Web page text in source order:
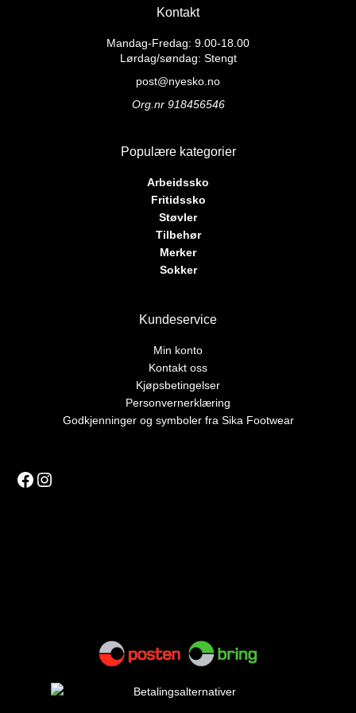
varianter.
kan
velges
på
Kontakt
Mandag-Fredag: 9.00-18.00
Lørdag/søndag: Stengt
post@nyesko.no
Org.nr 918456546
Populære kategorier
Arbeidssko
Fritidssko
Støvler
Tilbehør
Merker
Sokker
Kundeservice
Min konto
Kontakt oss
Kjøpsbetingelser
Personvernerklæring
Godkjenninger og symboler fra Sika Footwear
Facebook
Instagram